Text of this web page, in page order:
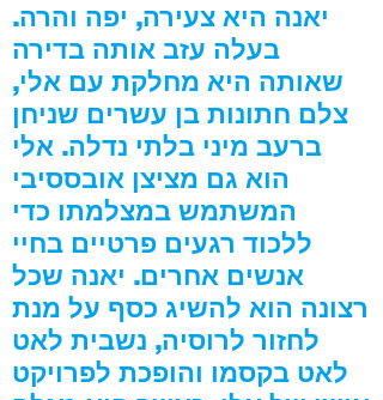
יאנה היא צעירה, יפה והרה.
בעלה עזב אותה בדירה
שאותה היא מחלקת עם אלי,
צלם חתונות בן עשרים שניחן
ברעב מיני בלתי נדלה. אלי
הוא גם מציצן אובססיבי
המשתמש במצלמתו כדי
ללכוד רגעים פרטיים בחיי
אנשים אחרים. יאנה שכל
רצונה הוא להשיג כסף על מנת
לחזור לרוסיה, נשבית לאט
לאט בקסמו והופכת לפרויקט